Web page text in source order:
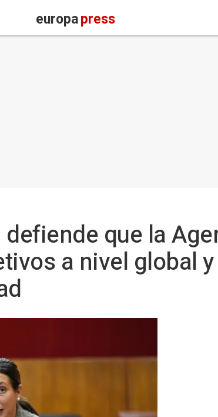
europapress
que la
a nivel global